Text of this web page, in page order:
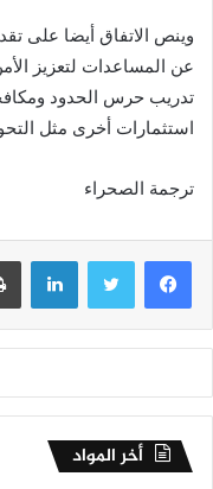
وينص الاتفاق أيضا على
عن المساعدات لتعزيز
تدريب حرس الحدود
استثمارات أخرى مثل
ترجمة الصحراء
فيسبوك تويتر
أخر المواد